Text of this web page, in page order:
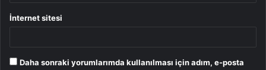
İnternet sitesi
Daha sonraki yorumlarımda kullanılması için adım, e-posta